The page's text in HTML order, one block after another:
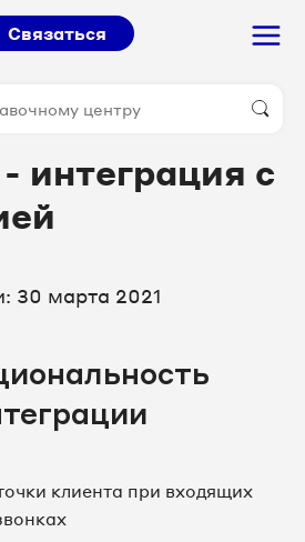
Связаться
интеграция с
30 марта 2021
клиента при входящих